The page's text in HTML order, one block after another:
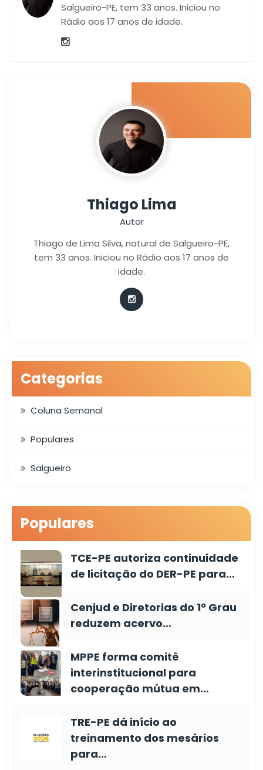
Salgueiro-PE, tem 33 anos. Iniciou no
Rádio aos 17 anos de idade.
Thiago Lima
Autor
Thiago de Lima Silva, natural de Salgueiro-PE,
tem 33 anos. Iniciou no Rádio aos 17 anos de
idade.
Categorias
Coluna Semanal
Populares
Salgueiro
Populares
TCE-PE autoriza continuidade
de licitação do DER-PE para…
Cenjud e Diretorias do 1º Grau
reduzem acervo…
MPPE forma comitê
interinstitucional para
cooperação mútua em…
TRE-PE dá início ao
treinamento dos mesários
para…